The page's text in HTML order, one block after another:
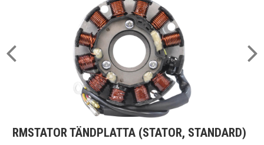
RMSTATOR TÄNDPLATTA (STATOR, STANDARD)